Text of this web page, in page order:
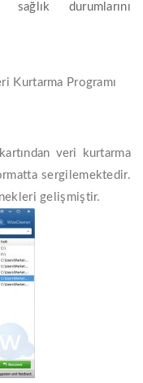
durumlarını
Kurtarma Programı
veri kurtarma
sergilemektedir.
gelişmiştir.